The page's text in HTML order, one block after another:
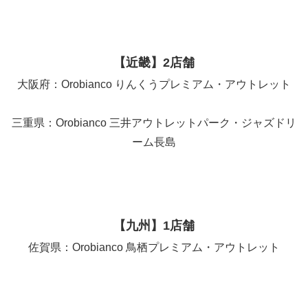
【近畿】2店舗
大阪府：Orobianco りんくうプレミアム・アウトレット
三重県：Orobianco 三井アウトレットパーク・ジャズドリ
ーム長島
【九州】1店舗
佐賀県：Orobianco 鳥栖プレミアム・アウトレット